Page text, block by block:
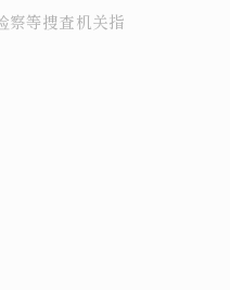
察等捜査机关指